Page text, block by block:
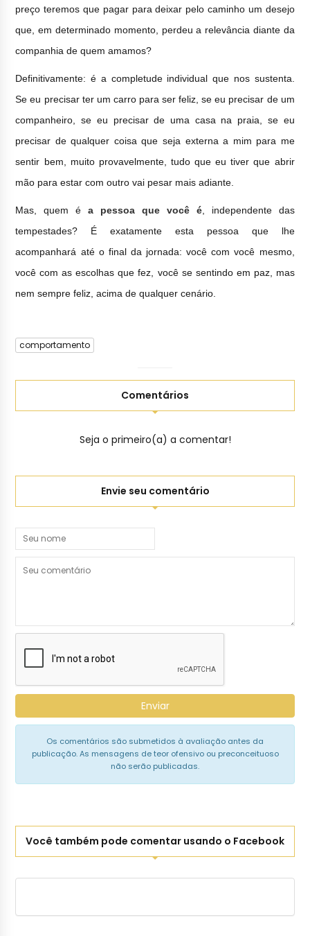
preço teremos que pagar para deixar pelo caminho um desejo
que, em determinado momento, perdeu a relevância diante da
companhia de quem amamos?
Definitivamente: é a completude individual que nos sustenta.
Se eu precisar ter um carro para ser feliz, se eu precisar de um
companheiro, se eu precisar de uma casa na praia, se eu
precisar de qualquer coisa que seja externa a mim para me
sentir bem, muito provavelmente, tudo que eu tiver que abrir
mão para estar com outro vai pesar mais adiante.
Mas, quem éa pessoa que você é, independente das
tempestades? É exatamente esta pessoa que lhe
acompanhará até o final da jornada: você com você mesmo,
você com as escolhas que fez, você se sentindo em paz, mas
nem sempre feliz, acima de qualquer cenário.
comportamento
Comentários
Seja o primeiro(a) a comentar!
Envie seu comentário
Enviar
Os comentários são submetidos à avaliação antes da
publicação. As mensagens de teor ofensivo ou preconceituoso
não serão publicadas.
Você também pode comentar usando o Facebook